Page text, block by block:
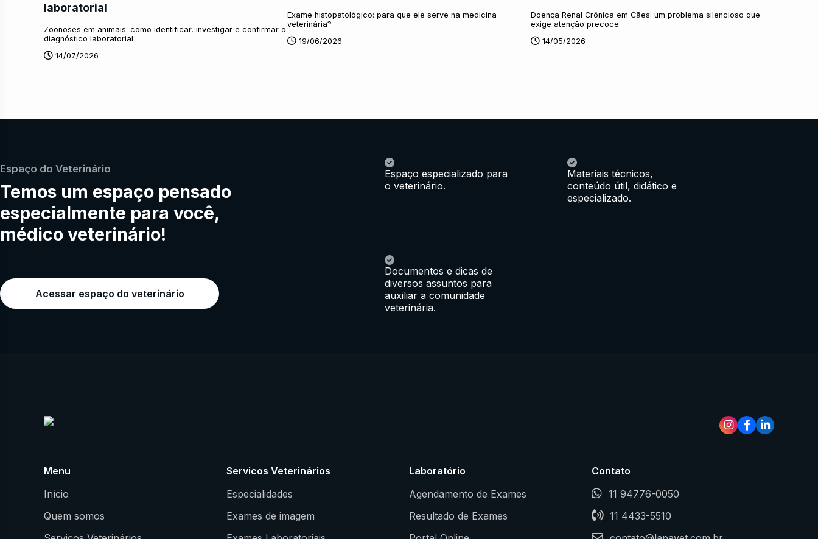
laboratorial
Zoonoses em animais: como identificar, investigar e confirmar o
diagnóstico laboratorial
14/07/2026
Exame histopatológico: para que ele serve na medicina
veterinária?
19/06/2026
Doença Renal Crônica em Cães: um problema silencioso que
exige atenção precoce
14/05/2026
Espaço do Veterinário
Temos um espaço pensado
especialmente para você,
médico veterinário!
Acessar espaço do veterinário
Espaço especializado para
o veterinário.
Materiais técnicos,
conteúdo útil, didático e
especializado.
Documentos e dicas de
diversos assuntos para
auxiliar a comunidade
veterinária.
Menu
Início
Quem somos
Servicos Veterinários
Especialidades
Exames de imagem
Laboratório
Agendamento de Exames
Resultado de Exames
Contato
11 94776-0050
11 4433-5510